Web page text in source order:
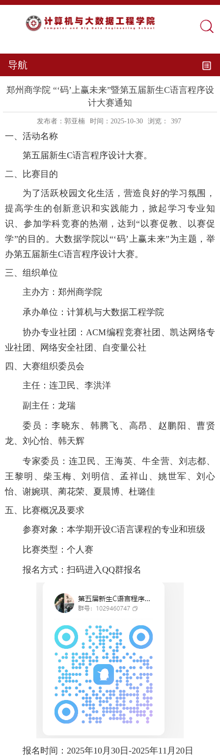
导航
郑州商学院 “‘码’上赢未来”暨第五届新生C语言程序设
计大赛通知
发布者：郭亚楠 时间：2025-10-30 浏览： 397
一、活动名称
第五届新生C语言程序设计大赛。
二、比赛目的
为了活跃校园文化生活，营造良好的学习氛围，
提高学生的创新意识和实践能力，掀起学习专业知
识、参加学科竞赛的热潮，达到“以赛促教、以赛促
学”的目的。大数据学院以“‘码’上赢未来”为主题，举
办第五届新生C语言程序设计大赛。
三、组织单位
主办方：郑州商学院
承办单位：计算机与大数据工程学院
协办专业社团：ACM编程竞赛社团、凯达网络专
业社团、网络安全社团、自变量公社
四、大赛组织委员会
主任：连卫民、李洪洋
副主任：龙瑞
委员：李晓东、韩腾飞、高昂、赵鹏阳、曹贤
龙、刘心怡、韩天辉
专家委员：连卫民、王海英、牛全营、刘志都、
王黎明、柴玉梅、刘明信、孟祥山、姚世军、刘心
怡、谢婉琪、蔺花荣、夏晨博、杜璐佳
五、比赛概况及要求
参赛对象：本学期开设C语言课程的专业和班级
比赛类型：个人赛
报名方式：扫码进入QQ群报名
报名时间：2025年10月30日-2025年11月20日